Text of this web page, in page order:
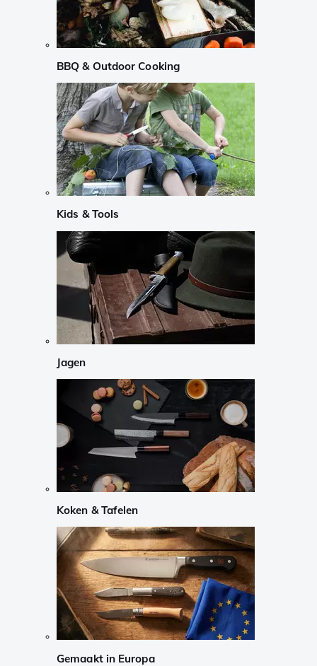
BBQ & Outdoor Cooking
Kids & Tools
Jagen
Koken & Tafelen
Gemaakt in Europa